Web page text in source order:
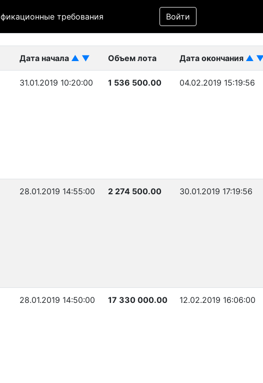
требования Войти
Фильтр
Дата начала ▲ ▼ Объем лота Дата окончания ▲
31.01.2019 10:20:00 1 536 500.00 04.02.2019 15:19:56
28.01.2019 14:55:00 2 274 500.00 30.01.2019 17:19:56
28.01.2019 14:50:00 17 330 000.00 12.02.2019 16:06:00